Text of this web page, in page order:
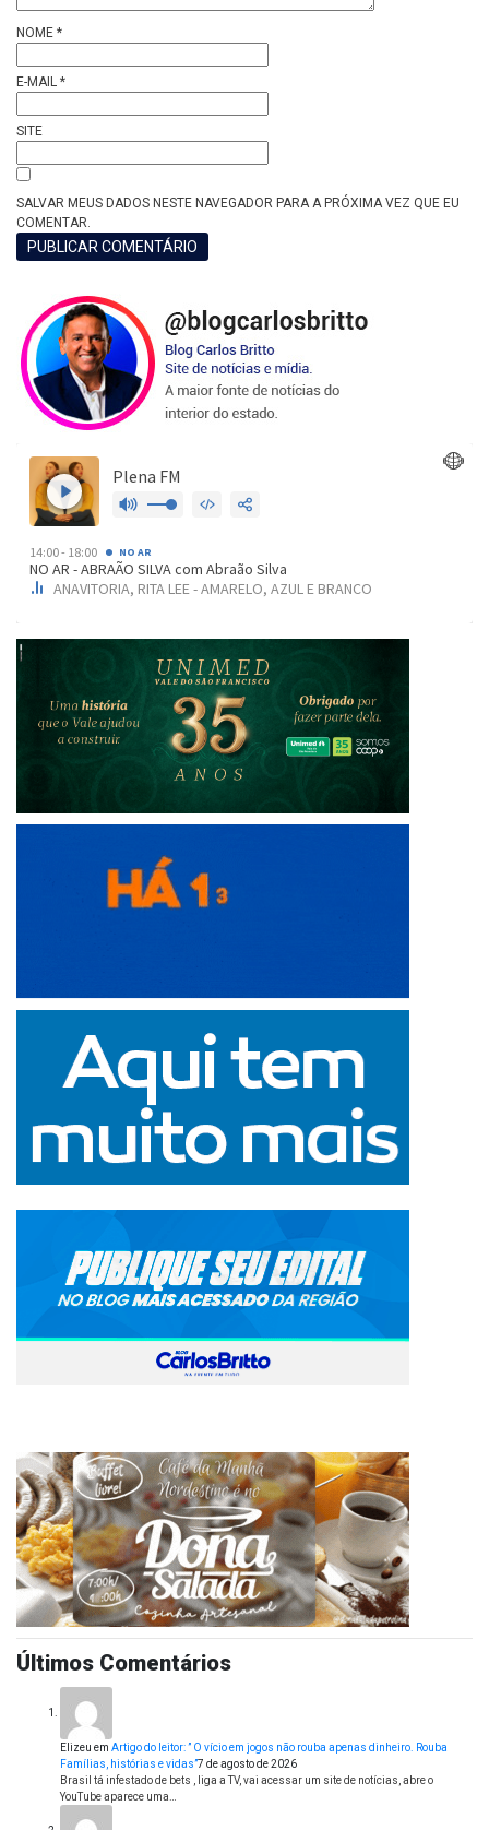
NOME *
E-MAIL *
SITE
SALVAR MEUS DADOS NESTE NAVEGADOR PARA A PRÓXIMA VEZ QUE EU
COMENTAR.
Últimos Comentários
Elizeu em Artigo do leitor: ” O vício em jogos não rouba apenas dinheiro. Rouba
Famílias, histórias e vidas”7 de agosto de 2026
Brasil tá infestado de bets , liga a TV, vai acessar um site de notícias, abre o
YouTube aparece uma…